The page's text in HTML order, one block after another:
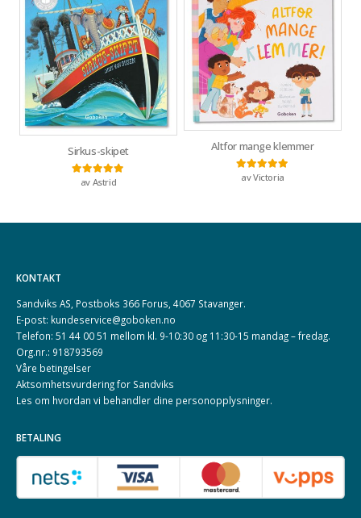
Sirkus-skipet
Vurdert5
av Astrid
Altfor mange klemmer
Vurdert5av 5
av Victoria
KONTAKT
Sandviks AS, Postboks 366 Forus, 4067 Stavanger.
E-post: kundeservice@goboken.no
Telefon: 51 44 00 51 mellom kl. 9-10:30 og 11:30-15 mandag – fredag.
Org.nr.: 918793569
Våre betingelser
Aktsomhetsvurdering for Sandviks
Les om hvordan vi behandler dine personopplysninger.
BETALING